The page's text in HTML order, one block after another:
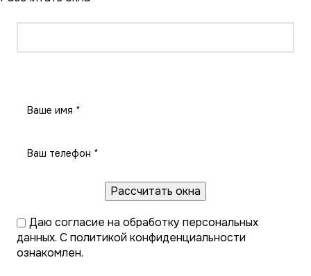
Даю согласие на обработку персональных
данных. Сполитикой конфиденциальности
ознакомлен.